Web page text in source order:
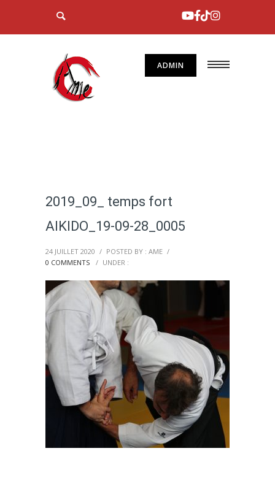
ADMIN
2019_09_ temps fort
AIKIDO_19-09-28_0005
24 JUILLET 2020 / POSTED BY : AME /
0 COMMENTS
/ UNDER :